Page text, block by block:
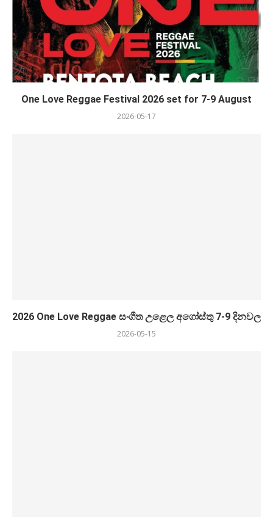
One Love Reggae Festival 2026 set for 7-9 August
2026-05-17
2026 One Love Reggae සංගීත උළෙල අගෝස්තු 7-9 දිනවල
2026-05-15